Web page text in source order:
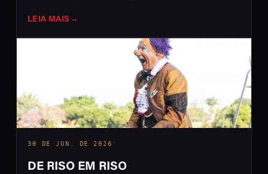
LEIA MAIS →
30 DE JUN. DE 2026
DE RISO EM RISO